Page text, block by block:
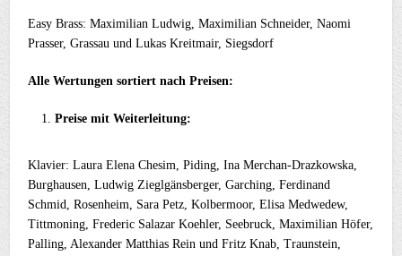
Easy Brass: Maximilian Ludwig, Maximilian Schneider, Naomi
Prasser, Grassau und Lukas Kreitmair, Siegsdorf
Alle Wertungen sortiert nach Preisen:
Preise mit Weiterleitung:
Klavier: Laura Elena Chesim, Piding, Ina Merchan-Drazkowska,
Burghausen, Ludwig Zieglgänsberger, Garching, Ferdinand
Schmid, Rosenheim, Sara Petz, Kolbermoor, Elisa Medwedew,
Tittmoning, Frederic Salazar Koehler, Seebruck, Maximilian Höfer,
Palling, Alexander Matthias Rein und Fritz Knab, Traunstein,